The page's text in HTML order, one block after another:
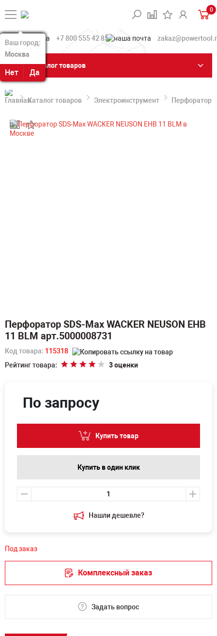
Ваш город:
Москва
Нет Да
Ваш город:
Москва
Нет Да
0
+7 800 555 42 85
Каталог товаров
Каталог товаров Электроинструмент Перфораторы
Перфоратор SDS-Max WACKER NEUSON EHB
11 BLM арт.5000008731
Код товара: 115318
Рейтинг товара:
3 оценки
Нашли дешевле?
По запросу
Купить товар
Купить в один клик
Под заказ
Комплексный заказ
Задать вопрос